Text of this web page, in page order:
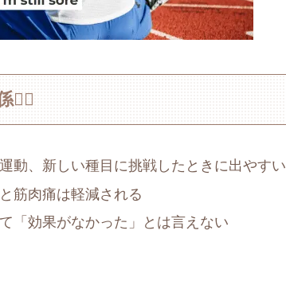
🏋️‍♂️
動、新しい種目に挑戦したときに出やすい
筋肉痛は軽減される
「効果がなかった」とは言えない